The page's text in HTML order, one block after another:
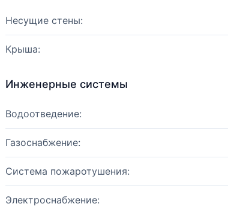
Несущие стены:
Крыша:
Инженерные системы
Водоотведение:
Газоснабжение:
Система пожаротушения:
Электроснабжение: